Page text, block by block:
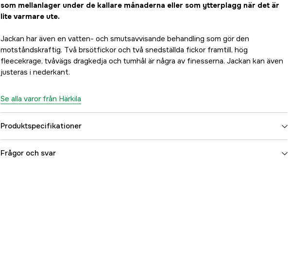
som mellanlager under de kallare månaderna eller som ytterplagg när det är
lite varmare ute.
Jackan har även en vatten- och smutsavvisande behandling som gör den
motståndskraftig. Två brsötfickor och två snedställda fickor framtill, hög
fleecekrage, tvåvägs dragkedja och tumhål är några av finesserna. Jackan kan även
justeras i nederkant.
Se alla varor från Härkila
Produktspecifikationer
Stretch
Frågor och svar